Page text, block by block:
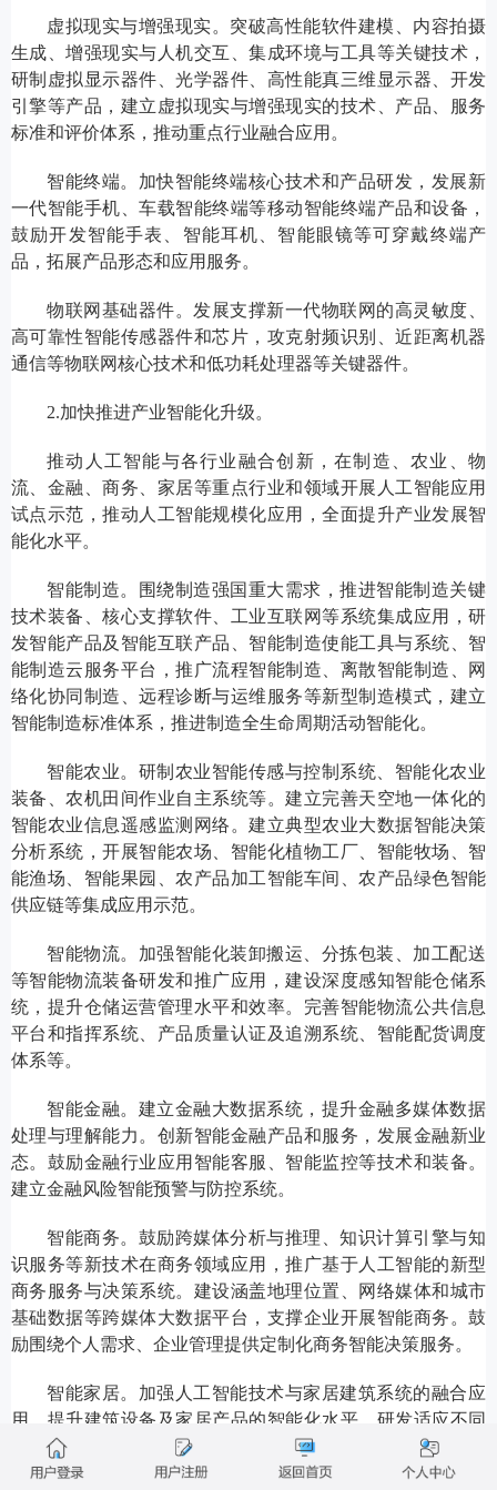
虚拟现实与增强现实。突破高性能软件建模、内容拍摄
生成、增强现实与人机交互、集成环境与工具等关键技术，
研制虚拟显示器件、光学器件、高性能真三维显示器、开发
引擎等产品，建立虚拟现实与增强现实的技术、产品、服务
标准和评价体系，推动重点行业融合应用。
智能终端。加快智能终端核心技术和产品研发，发展新
一代智能手机、车载智能终端等移动智能终端产品和设备，
鼓励开发智能手表、智能耳机、智能眼镜等可穿戴终端产
品，拓展产品形态和应用服务。
物联网基础器件。发展支撑新一代物联网的高灵敏度、
高可靠性智能传感器件和芯片，攻克射频识别、近距离机器
通信等物联网核心技术和低功耗处理器等关键器件。
2.加快推进产业智能化升级。
推动人工智能与各行业融合创新，在制造、农业、物
流、金融、商务、家居等重点行业和领域开展人工智能应用
试点示范，推动人工智能规模化应用，全面提升产业发展智
能化水平。
智能制造。围绕制造强国重大需求，推进智能制造关键
技术装备、核心支撑软件、工业互联网等系统集成应用，研
发智能产品及智能互联产品、智能制造使能工具与系统、智
能制造云服务平台，推广流程智能制造、离散智能制造、网
络化协同制造、远程诊断与运维服务等新型制造模式，建立
智能制造标准体系，推进制造全生命周期活动智能化。
智能农业。研制农业智能传感与控制系统、智能化农业
装备、农机田间作业自主系统等。建立完善天空地一体化的
智能农业信息遥感监测网络。建立典型农业大数据智能决策
分析系统，开展智能农场、智能化植物工厂、智能牧场、智
能渔场、智能果园、农产品加工智能车间、农产品绿色智能
供应链等集成应用示范。
智能物流。加强智能化装卸搬运、分拣包装、加工配送
等智能物流装备研发和推广应用，建设深度感知智能仓储系
统，提升仓储运营管理水平和效率。完善智能物流公共信息
平台和指挥系统、产品质量认证及追溯系统、智能配货调度
体系等。
智能金融。建立金融大数据系统，提升金融多媒体数据
处理与理解能力。创新智能金融产品和服务，发展金融新业
态。鼓励金融行业应用智能客服、智能监控等技术和装备。
建立金融风险智能预警与防控系统。
智能商务。鼓励跨媒体分析与推理、知识计算引擎与知
识服务等新技术在商务领域应用，推广基于人工智能的新型
商务服务与决策系统。建设涵盖地理位置、网络媒体和城市
基础数据等跨媒体大数据平台，支撑企业开展智能商务。鼓
励围绕个人需求、企业管理提供定制化商务智能决策服务。
智能家居。加强人工智能技术与家居建筑系统的融合应
用，提升建筑设备及家居产品的智能化水平。研发适应不同
应用场景的家庭互联互通协议、接口标准，提升家电、耐用
品等家居产品感知和联通能力。支持智能家居企业创新服务